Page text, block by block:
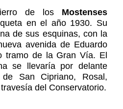
de los Mostenses
en el año 1930. Su
de sus esquinas, con la
avenida de Eduardo
tramo de la Gran Vía. El
se llevaría por delante
San Cipriano, Rosal,
del Conservatorio.